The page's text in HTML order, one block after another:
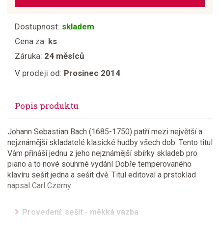
Dostupnost: skladem
Cena za: ks
Záruka: 24 měsíců
V prodeji od: Prosinec 2014
Popis produktu
Johann Sebastian Bach (1685-1750) patří mezi největší a
nejznámější skladatelé klasické hudby všech dob. Tento titul
Vám přináší jednu z jeho nejznámější sbírky skladeb pro
piano a to nové souhrné vydání Dobře temperovaného
klavíru sešit jedna a sešit dvě. Titul editoval a prstoklad
napsal Carl Czerny.
Provedení: sešit - měkká vazba